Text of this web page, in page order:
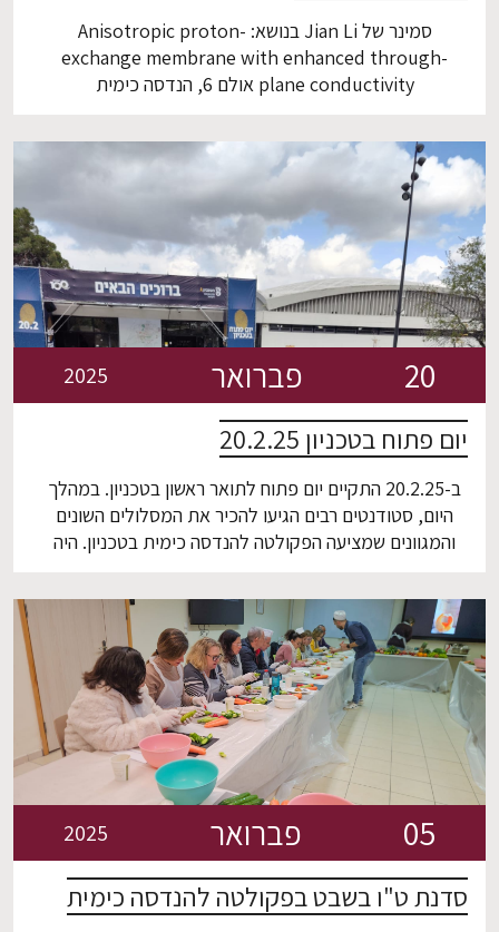
סמינר של Jian Li בנושא: Anisotropic proton-
exchange membrane with enhanced through-
plane conductivity אולם 6, הנדסה כימית
20 פברואר 2025
יום פתוח בטכניון 20.2.25
ב-20.2.25 התקיים יום פתוח לתואר ראשון בטכניון. במהלך
היום, סטודנטים רבים הגיעו להכיר את המסלולים השונים
והמגוונים שמציעה הפקולטה להנדסה כימית בטכניון. היה
והביוכימיים, ולראות את ההתלהבות והעניין שלהם בתחום.
05 פברואר 2025
סדנת ט"ו בשבט בפקולטה להנדסה כימית